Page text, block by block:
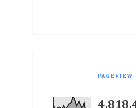
PAGEVIEW